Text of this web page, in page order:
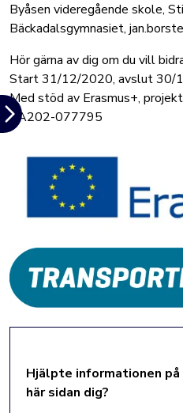
Byåsen videregående skole,
Bäckadalsgymnasiet,
Hör gärna av dig om du vill
Start 31/12/2020, avslut 30/
Med stöd av Erasmus+,
KA202-077795
Hjälpte informationen på
här sidan dig?